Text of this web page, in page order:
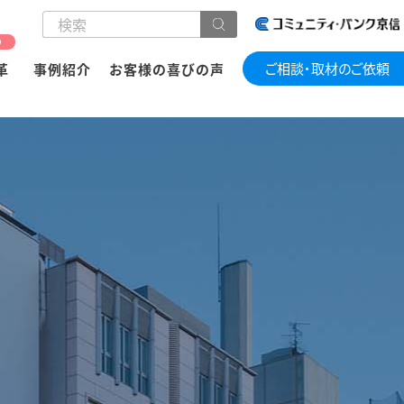
事例紹介 お客様の喜びの声 ご相談・取材のご依頼